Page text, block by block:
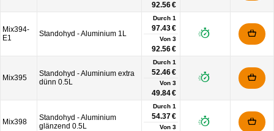
92.56 €
Mix394-
E1
Standohyd - Aluminium 1L
Durch 1
97.43 €
Von 3
92.56 €
Mix395
Standohyd - Aluminium extra
dünn 0.5L
Durch 1
52.46 €
Von 3
49.84 €
Mix398
Standohyd - Aluminium
glänzend 0.5L
Durch 1
54.37 €
Von 3